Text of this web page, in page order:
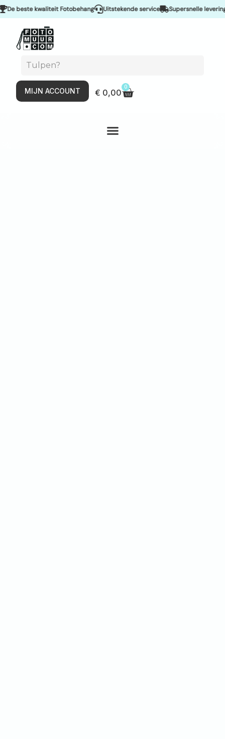
beste kwaliteit Fotobehang Uitstekende service Supersnelle levering &
MIJN ACCOUNT € 0,00
0